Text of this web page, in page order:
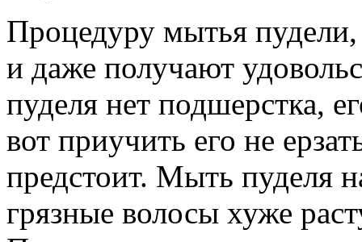
Процедуру мытья пудели,
и даже получают
пуделя нет подшерстка,
вот приучить его не
предстоит. Мыть пуделя
грязные волосы хуже